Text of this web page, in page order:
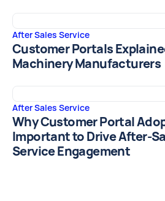
After Sales Service
Customer Portals
Machinery Manufacturers
After Sales Service
Why Customer Portal
Important to Drive After-
Service Engagement